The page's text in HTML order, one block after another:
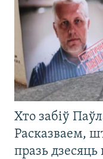
Хто забіў
Расказваем,
празь дзесяць